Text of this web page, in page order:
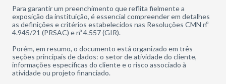
Para garantir um preenchimento que reflita fielmente a
exposição da instituição, é essencial compreender em detalhes
as definições e critérios estabelecidos nas Resoluções CMN nº
4.945/21 (PRSAC) e nº 4.557 (GIR).
Porém, em resumo, o documento está organizado em três
seções principais de dados: o setor de atividade do cliente,
informações específicas do cliente e o risco associado à
atividade ou projeto financiado.